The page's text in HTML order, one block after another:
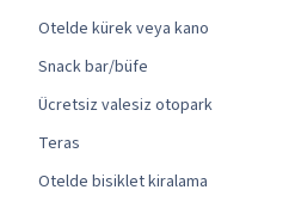
Otelde kürek veya kano
Snack bar/büfe
Ücretsiz valesiz otopark
Teras
Otelde bisiklet kiralama